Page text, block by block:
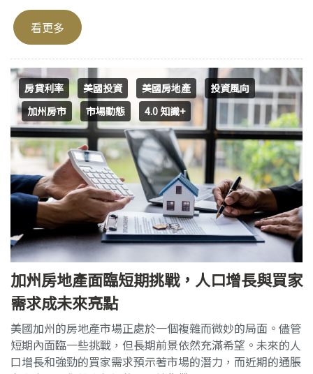
看更多
房貸利率 美國投資 美國房地產
投資風向
加州房市
市場動態 4.0 知識+
加州房地產面臨短期挑戰，人口增長與買家
需求成未來亮點
美國加州的房地產市場正處於一個複雜而微妙的局面。儘管
短期內面臨一些挑戰，但長期前景依然充滿希望。未來的人
口增長和強勁的買家需求預示著市場的潛力，而近期的通脹